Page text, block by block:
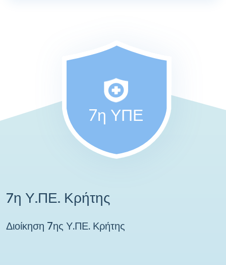
7η ΥΠΕ
7η Υ.ΠΕ. Κρήτης
Διοίκηση 7ης Υ.ΠΕ. Κρήτης